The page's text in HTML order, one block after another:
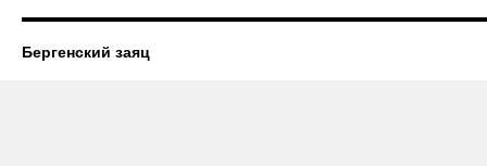
Бергенский заяц